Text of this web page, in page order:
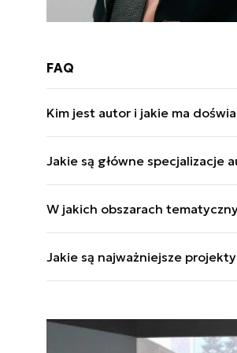
FAQ
Kim jest autor i jakie ma
wydziału w Sztabie MW.
Jakie są główne specjalizacje
W jakich obszarach
Jakie są najważniejsze